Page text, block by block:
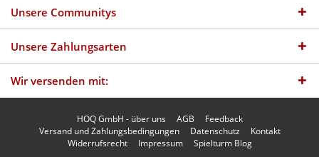
Unsere Communitys
Unsere Zahlungsarten
Wir versenden mit:
HOQ GmbH - über uns AGB
Feedback
Versand und Zahlungsbedingungen
Datenschutz
Kontakt
Widerrufsrecht
Impressum Spielturm Blog